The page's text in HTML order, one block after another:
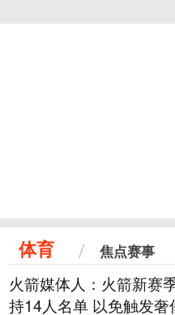
体育 焦点赛事
火箭媒体人：火箭新赛
持14人名单 以免触发奢